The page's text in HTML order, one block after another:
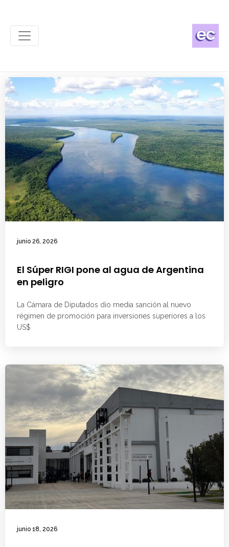
junio 26, 2026
El Súper RIGI pone al agua de Argentina
en peligro
La Cámara de Diputados dio media sanción al nuevo
régimen de promoción para inversiones superiores a los
US$
junio 18, 2026